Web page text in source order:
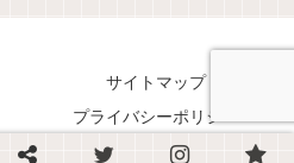
サイトマップ
プライバシーポリシー
オのススメ！ All Rights Reserved.